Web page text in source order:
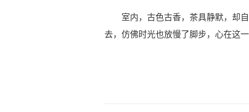
室内，古色古香，茶具静默，却
去，仿佛时光也放慢了脚步，心在这